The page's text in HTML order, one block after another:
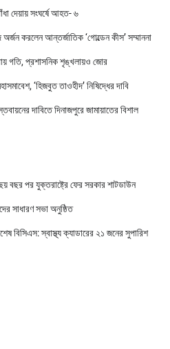
দেয়ায় সংঘর্ষে আহত- ৬
অর্জন করলেন আন্তর্জাতিক ‘গোল্ডেন কীস’ সম্মাননা
গতি, প্রশাসনিক শৃঙ্খলায়ও জোর
‘হিজবুত তাওহীদ’ নিষিদ্ধের দাবি
দাবিতে দিনাজপুরে জামায়াতের বিশাল
ছয় বছর পর যুক্তরাষ্ট্রে ফের সরকার শাটডাউন
সাধারণ সভা অনুষ্ঠিত
বিসিএস: স্বাস্থ্য ক্যাডারের ২১ জনের সুপারিশ